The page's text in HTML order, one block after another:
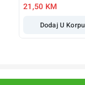
21,50 KM
Dodaj U Korpu